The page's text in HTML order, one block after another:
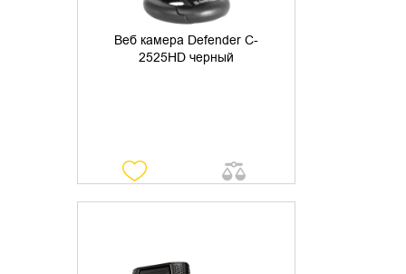
Веб камера Defender C-
2525HD черный